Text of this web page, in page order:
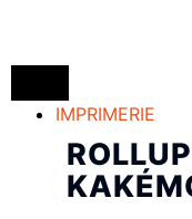
IMPRIMERIE